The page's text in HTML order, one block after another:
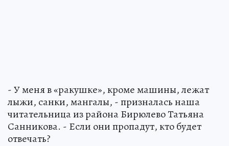
- У меня в «ракушке», кроме машины, лежат
лыжи, санки, мангалы, - призналась наша
читательница из района Бирюлево Татьяна
Санникова. - Если они пропадут, кто будет
отвечать?